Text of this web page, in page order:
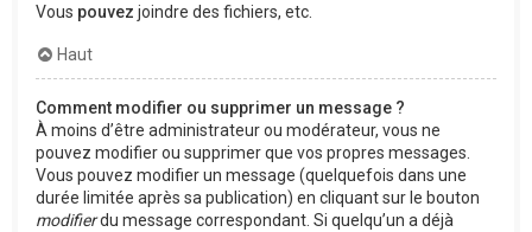
Vous pouvez joindre des fichiers, etc.
Haut
Comment modifier ou supprimer un message ?
À moins d’être administrateur ou modérateur, vous ne
pouvez modifier ou supprimer que vos propres messages.
Vous pouvez modifier un message (quelquefois dans une
durée limitée après sa publication) en cliquant sur le bouton
modifierdu message correspondant. Si quelqu’un a déjà